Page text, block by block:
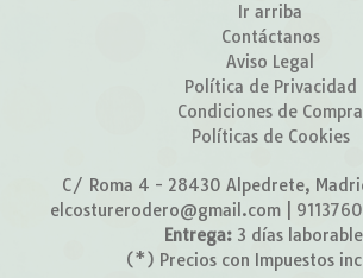
Ir arriba
Contáctanos
Aviso Legal
Política de Privacidad
Condiciones de Compra
Políticas de Cookies
C/ Roma 4 - 28430 Alpedrete,
elcosturerodero@gmail.com |
Entrega: 3 días
(*) Precios con Impuestos